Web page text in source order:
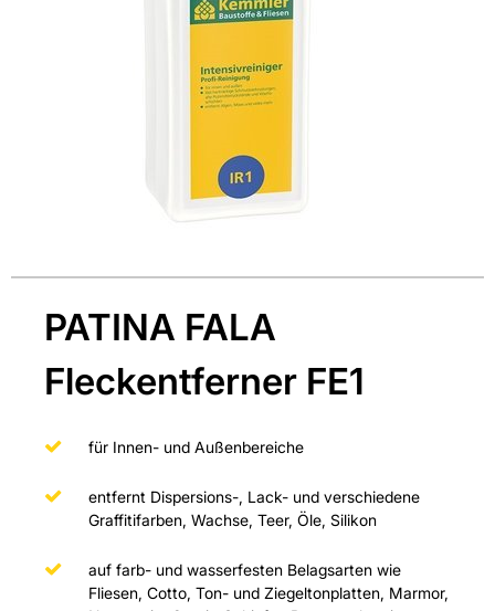
PATINA FALA
Fleckentferner FE1
für Innen- und Außenbereiche
entfernt Dispersions-, Lack- und verschiedene
Graffitifarben, Wachse, Teer, Öle, Silikon
auf farb- und wasserfesten Belagsarten wie
Fliesen, Cotto, Ton- und Ziegeltonplatten, Marmor,